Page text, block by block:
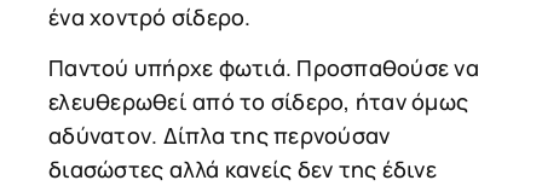
ένα χοντρό σίδερο.
Παντού υπήρχε φωτιά. Προσπαθούσε να
ελευθερωθεί από το σίδερο, ήταν όμως
αδύνατον. Δίπλα της περνούσαν
διασώστες αλλά κανείς δεν της έδινε